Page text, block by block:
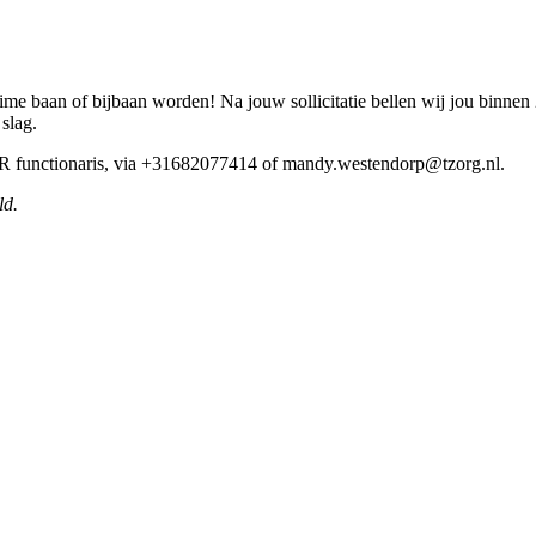
baan of bijbaan worden! Na jouw sollicitatie bellen wij jou binnen
functionaris, via +31682077414 of mandy.westendorp@tzorg.nl.